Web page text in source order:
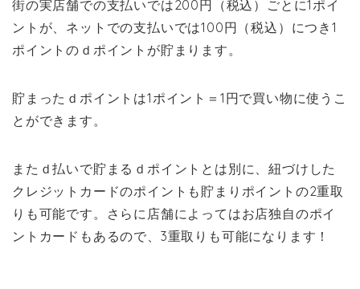
街の実店舗での支払いでは200円（税込）ごとに1ポイ
ントが、ネットでの支払いでは100円（税込）につき1
ポイントのｄポイントが貯まります。
貯まったｄポイントは1ポイント＝1円で買い物に使うこ
とができます。
またｄ払いで貯まるｄポイントとは別に、紐づけした
クレジットカードのポイントも貯まりポイントの2重取
りも可能です。さらに店舗によってはお店独自のポイ
ントカードもあるので、3重取りも可能になります！